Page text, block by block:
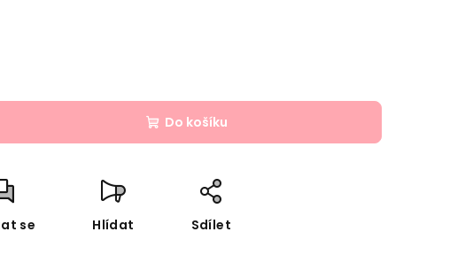
Do košíku
se Hlídat Sdílet